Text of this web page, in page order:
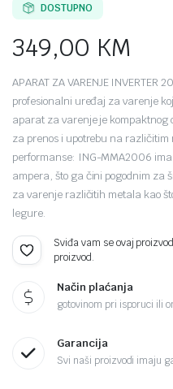
DOSTUPNO
349,00 KM
APARAT ZA VARENJE
profesionalni uređaj za varenje
aparat za varenje je
za prenos i upotrebu na
performanse: ING-MMA2006
ampera, što ga čini pogodnim za
za varenje različitih metala kao
legure.
Sviđa vam se ovaj
proizvod.
Način plaćanja
gotovinom pri isporuci ili
Garancija
Svi naši proizvodi imaju